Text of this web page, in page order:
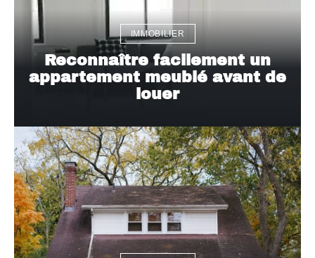
IMMOBILIER
Reconnaître facilement un
appartement meublé avant de
louer